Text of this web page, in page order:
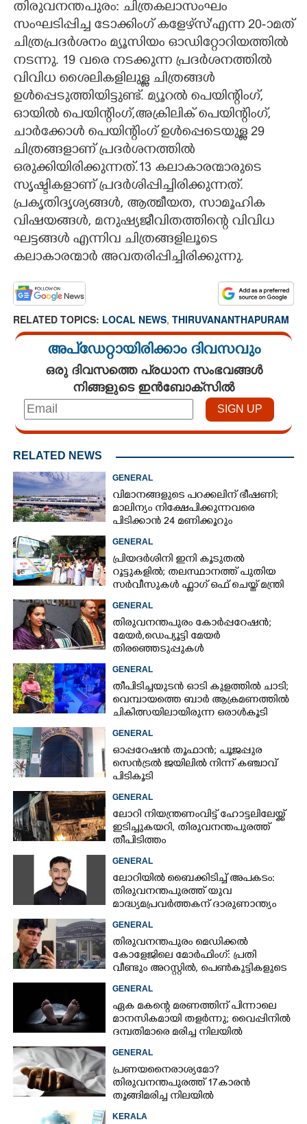
CARTOONS
LITERATURE
ZOOM
CONTACT US
തിരുവനന്തപുരം: ചിത്രകലാസംഘം
സംഘടിപ്പിച്ച ടോക്കിംഗ് കളേഴ്‌സ്'എന്ന 20-ാമത്
ചിത്രപ്രദർശനം മ്യൂസിയം ഓഡിറ്റോറിയത്തിൽ
നടന്നു. 19 വരെ നടക്കുന്ന പ്രദർശനത്തിൽ
വിവിധ ശൈലികളിലുള്ള ചിത്രങ്ങൾ
ഉൾപ്പെടുത്തിയിട്ടുണ്ട്. മ്യൂറൽ പെയിന്റിംഗ്,
ഓയിൽ പെയിന്റിംഗ്,അക്രിലിക് പെയിന്റിംഗ്,
ചാർക്കോൾ പെയിന്റിംഗ് ഉൾപ്പെടെയുള്ള 29
ചിത്രങ്ങളാണ് പ്രദർശനത്തിൽ
ഒരുക്കിയിരിക്കുന്നത്.13 കലാകാരന്മാരുടെ
സൃഷ്ടികളാണ് പ്രദർശിപ്പിച്ചിരിക്കുന്നത്.
പ്രകൃതിദൃശ്യങ്ങൾ, ആത്മീയത, സാമൂഹിക
വിഷയങ്ങൾ, മനുഷ്യജീവിതത്തിന്റെ വിവിധ
ഘട്ടങ്ങൾ എന്നിവ ചിത്രങ്ങളിലൂടെ
കലാകാരന്മാർ അവതരിപ്പിച്ചിരിക്കുന്നു.
RELATED TOPICS: LOCAL NEWS, THIRUVANANTHAPURAM
അപ്ഡേറ്റായിരിക്കാം ദിവസവും
ഒരു ദിവസത്തെ പ്രധാന സംഭവങ്ങൾ
നിങ്ങളുടെ ഇൻബോക്സിൽ
RELATED NEWS
GENERAL
വിമാനങ്ങളുടെ പറക്കലിന് ഭീഷണി;​
മാലിന്യം നിക്ഷേപിക്കുന്നവരെ
പിടിക്കാൻ 24 മണിക്കൂറും
GENERAL
പ്രിയദർശിനി ഇനി കൂടുതൽ
റൂട്ടുകളിൽ; തലസ്ഥാനത്ത് പുതിയ
സർവീസുകൾ ഫ്ലാഗ് ഒഫ് ചെയ്ത് മന്ത്രി
GENERAL
തിരുവനന്തപുരം കോർപ്പറേഷൻ;
മേയർ, ഡെപ്യൂട്ടി മേയർ
തിരഞ്ഞെടുപ്പുകൾ
GENERAL
തീപിടിച്ചയുടൻ ഓടി കുളത്തിൽ ചാടി;
വെമ്പായത്തെ ബാർ ആക്രമണത്തിൽ
ചികിത്സയിലായിരുന്ന ഒരാൾകൂടി
GENERAL
ഓപ്പറേഷൻ തൂഫാൻ; പൂജപ്പുര
സെൻട്രൽ ജയിലിൽ നിന്ന് കഞ്ചാവ്
പിടികൂടി
GENERAL
ലോറി നിയന്ത്രണംവിട്ട് ഹോട്ടലിലേയ്ക്ക്
ഇടിച്ചുകയറി, തിരുവനന്തപുരത്ത്
തീപിടിത്തം
GENERAL
ലോറിയിൽ ബൈക്കിടിച്ച് അപകടം:
തിരുവനന്തപുരത്ത് യുവ
മാദ്ധ്യമപ്രവർത്തകന് ദാരുണാന്ത്യം
GENERAL
തിരുവനന്തപുരം മെഡിക്കൽ
കോളേജിലെ മോർഫിംഗ്: പ്രതി
വീണ്ടും അറസ്റ്റിൽ, പെൺകുട്ടികളുടെ
നിന്ന്
GENERAL
ഏക മകന്റെ മരണത്തിന് പിന്നാലെ
മാനസികമായി തളർന്നു; വൈപ്പിനിൽ
ദമ്പതിമാരെ മരിച്ച നിലയിൽ
GENERAL
പ്രണയനെെരാശ്യമോ?
തിരുവനന്തപുരത്ത് 17കാരൻ
തൂങ്ങിമരിച്ച നിലയിൽ
KERALA